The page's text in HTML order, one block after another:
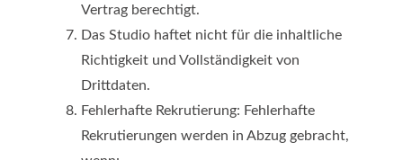
Vertrag berechtigt.
Das Studio haftet nicht für die inhaltliche
Richtigkeit und Vollständigkeit von
Drittdaten.
Fehlerhafte Rekrutierung: Fehlerhafte
Rekrutierungen werden in Abzug gebracht,